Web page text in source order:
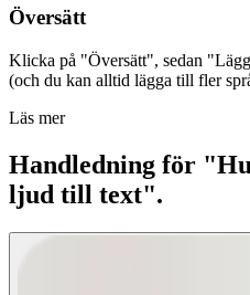
Översätt
Klicka på "Översätt", sedan
(och du kan alltid lägga till fler
Läs mer
Handledning för
ljud till text".